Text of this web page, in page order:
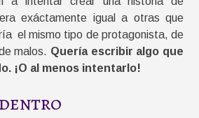
exáctamente igual a otras que
el mismo tipo de protagonista, de
malos. Quería escribir algo que
¡O al menos intentarlo!